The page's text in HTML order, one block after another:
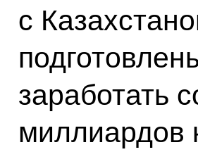
с
заработать
миллиардов